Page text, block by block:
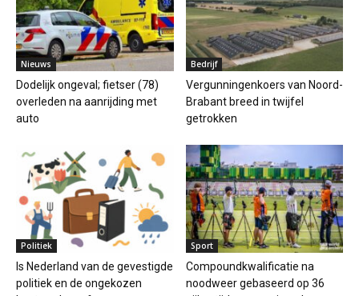
Nieuws
Dodelijk ongeval; fietser (78)
overleden na aanrijding met
auto
Bedrijf
Vergunningenkoers van Noord-
Brabant breed in twijfel
getrokken
Politiek
Is Nederland van de gevestigde
politiek en de ongekozen
Sport
Compoundkwalificatie na
noodweer gebaseerd op 36